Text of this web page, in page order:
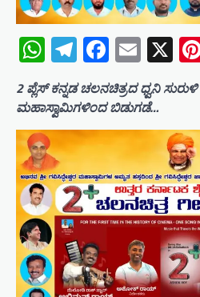
WhatsApp
TelegramEmail
X
2 ಪ್ಲೆಸ್ ಕನ್ನಡ ಚಲನಚಿತ್ರದ ಧ್ವನಿ ಸುರುಳಿ
ಮಹಾಸ್ವಾಮಿಗಳಿಂದ ಬಿಡುಗಡೆ…